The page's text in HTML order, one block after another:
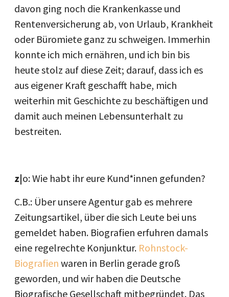
davon ging noch die Krankenkasse und
Rentenversicherung ab, von Urlaub, Krankheit
oder Büromiete ganz zu schweigen. Immerhin
konnte ich mich ernähren, und ich bin bis
heute stolz auf diese Zeit; darauf, dass ich es
aus eigener Kraft geschafft habe, mich
weiterhin mit Geschichte zu beschäftigen und
damit auch meinen Lebensunterhalt zu
bestreiten.
z|o: Wie habt ihr eure Kund*innen gefunden?
C.B.: Über unsere Agentur gab es mehrere
Zeitungsartikel, über die sich Leute bei uns
gemeldet haben. Biografien erfuhren damals
eine regelrechte Konjunktur. Rohnstock-
Biografien waren in Berlin gerade groß
geworden, und wir haben die Deutsche
Biografische Gesellschaft mitbegründet. Das